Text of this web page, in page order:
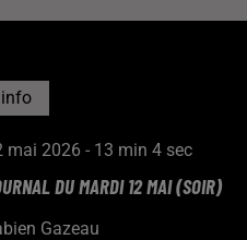
info
mai 2026 - 13 min 4 sec
DU MARDI 12 MAI (SOIR)
Gazeau